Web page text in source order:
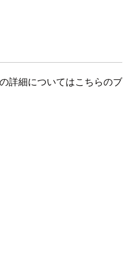
詳細についてはこちらのブ